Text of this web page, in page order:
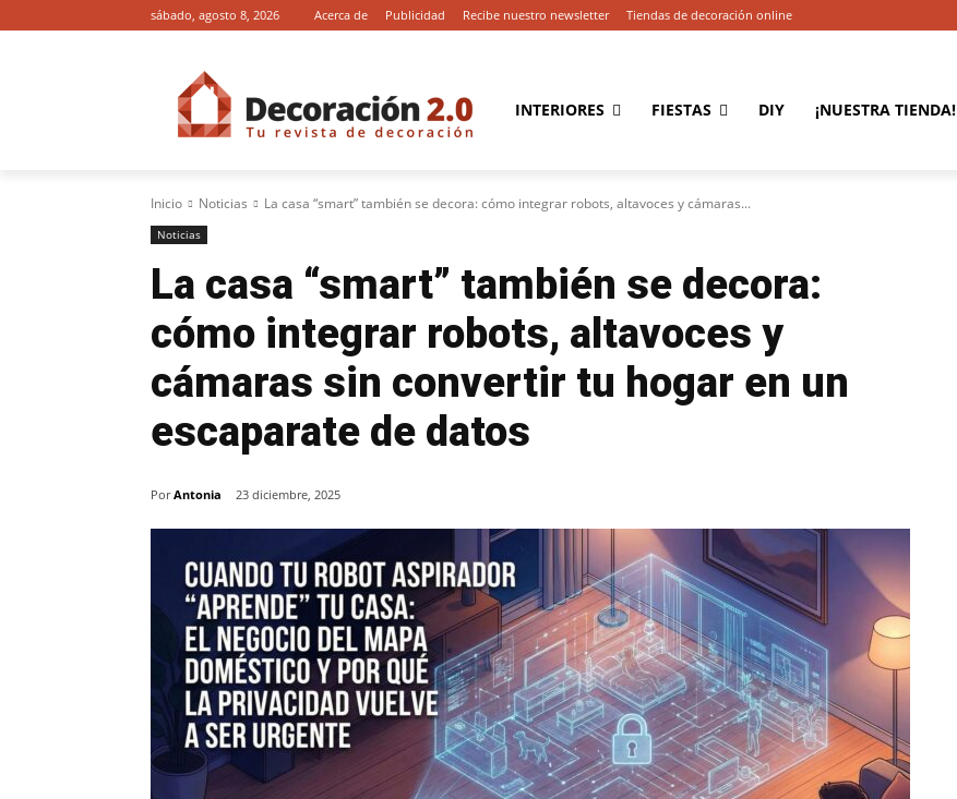
sábado, agosto 8, 2026 Acerca de Publicidad Recibe nuestro newsletter Tiendas de decoración online
INTERIORES FIESTAS DIY ¡NUESTRA TIENDA!
Inicio Noticias La casa “smart” también se decora: cómo integrar robots, altavoces y cámaras...
Noticias
La casa “smart” también se decora:
cómo integrar robots, altavoces y
cámaras sin convertir tu hogar en un
escaparate de datos
Por Antonia 23 diciembre, 2025